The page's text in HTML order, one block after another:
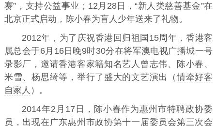
赛”，支持公益事业；12月28日，“新人类慈善基金”在
北京正式启动，陈小春为盲人少年送来了礼物。
2012年，为了庆祝香港回归祖国15周年，香港客
属总会于6月16日晚9时30分在将军澳电视广播城一号
录影厂，邀请香港客家籍知名艺人曾志伟、陈小春、
米雪、杨思绮等，举行了盛大的文艺演出（情牵好客
自家人 ）。
2014年2月17日，陈小春作为惠州市特聘政协委
员，出现在广东惠州市政协第十一届委员会第三次会